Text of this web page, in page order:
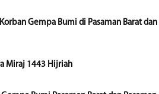
Gempa Bumi di Pasaman Barat dan
Miraj 1443 Hijriah